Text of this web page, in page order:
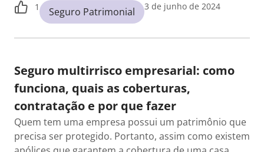
1 Seguro Patrimonial 3 de junho de 2024
Seguro multirrisco empresarial: como
funciona, quais as coberturas,
contratação e por que fazer
Quem tem uma empresa possui um patrimônio que
precisa ser protegido. Portanto, assim como existem